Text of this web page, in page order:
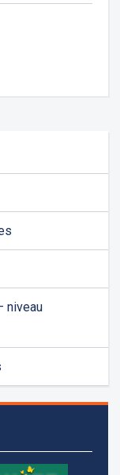
niveau
scolaire
vous fixés à